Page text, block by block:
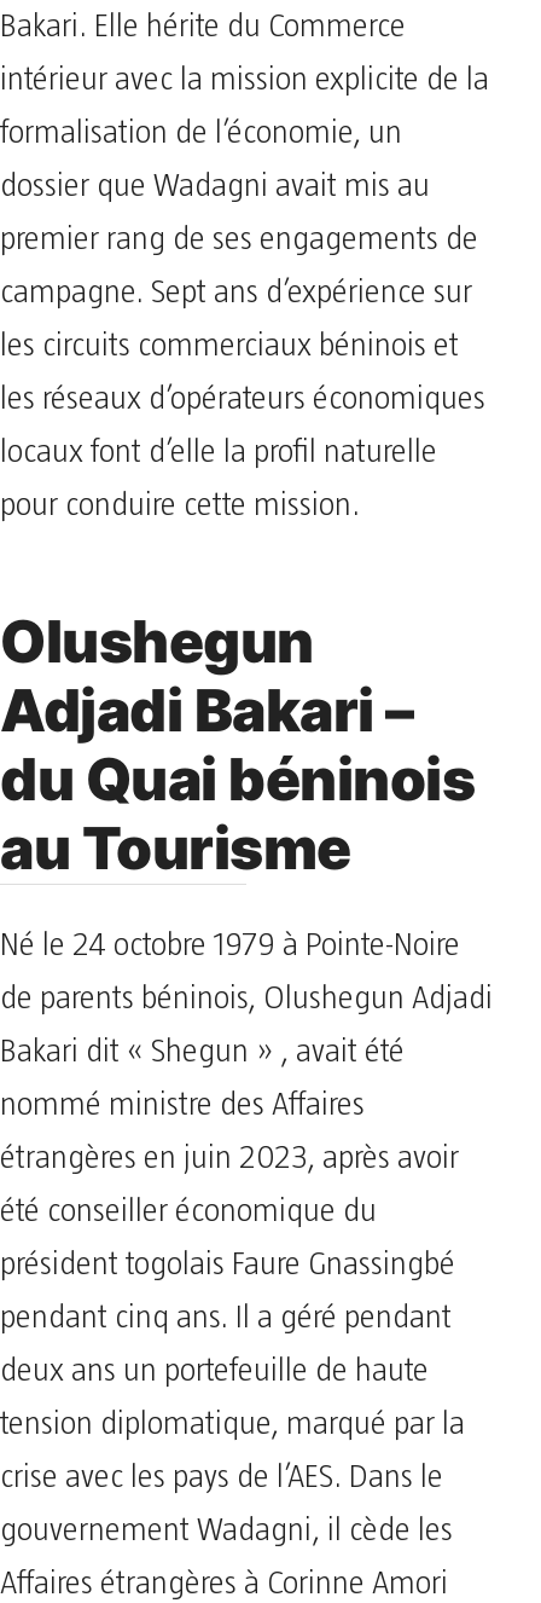
Bakari. Elle hérite du Commerce
intérieur avec la mission explicite de la
formalisation de l’économie, un
dossier que Wadagni avait mis au
premier rang de ses engagements de
campagne. Sept ans d’expérience sur
les circuits commerciaux béninois et
les réseaux d’opérateurs économiques
locaux font d’elle la profil naturelle
pour conduire cette mission.
Olushegun
Adjadi Bakari –
du Quai béninois
au Tourisme
Né le 24 octobre 1979 à Pointe-Noire
de parents béninois, Olushegun Adjadi
Bakari dit « Shegun » , avait été
nommé ministre des Affaires
étrangères en juin 2023, après avoir
été conseiller économique du
président togolais Faure Gnassingbé
pendant cinq ans. Il a géré pendant
deux ans un portefeuille de haute
tension diplomatique, marqué par la
crise avec les pays de l’AES. Dans le
gouvernement Wadagni, il cède les
Affaires étrangères à Corinne Amori